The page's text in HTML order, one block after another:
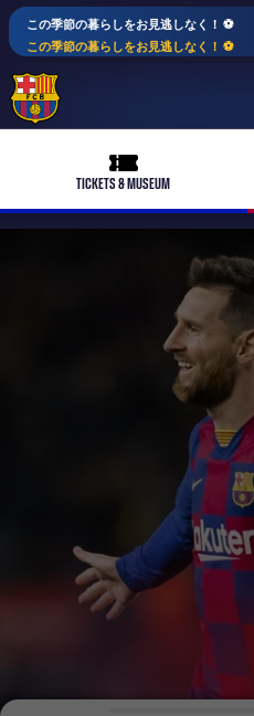
この季節の暮らしをお見逃しなく！ ⚽️
この季節の暮らしをお見逃しなく！ ⚽️
ticket-full
TICKETS & MUSEUM
label.aria.plus
バルサアカデミー
会長
レジェンド
plusicon
label.aria.plus
プレスパス
LABEL.ARIA.PLUS
トップチーム
女子サッカー
スケジュール
結果
順位表
label.aria.plus
スケジュール
チケット
PLUSICON
LABEL.ARIA.PLUS
トップチーム
plusicon
label.aria.plus
チケット
トップチーム